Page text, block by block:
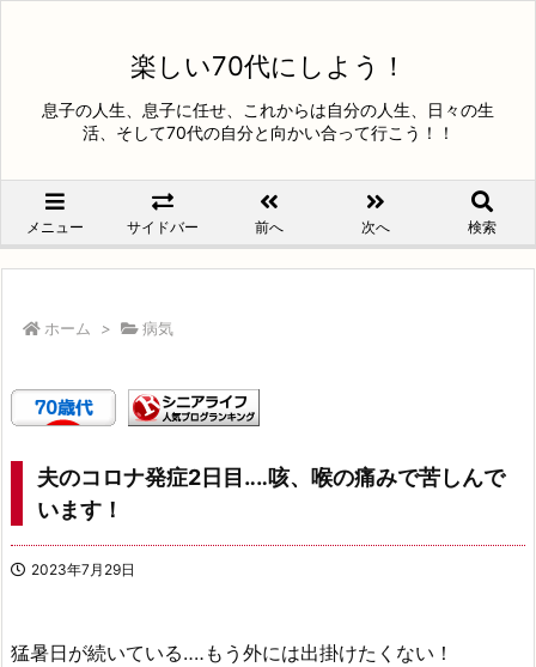
楽しい70代にしよう！
息子の人生、息子に任せ、これからは自分の人生、日々の生
活、そして70代の自分と向かい合って行こう！！
メニュー サイドバー 前へ 次へ 検索
ホーム > 病気
夫のコロナ発症2日目‥‥咳、喉の痛みで苦しんで
います！
2023年7月29日
猛暑日が続いている‥‥もう外には出掛けたくない！